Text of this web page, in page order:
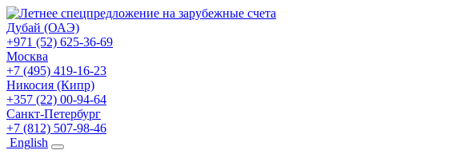
Дубай (ОАЭ)
+971 (52) 625-36-69
Москва
+7 (495) 419-16-23
Никосия (Кипр)
+357 (22) 00-94-64
Санкт-Петербург
+7 (812) 507-98-46
English